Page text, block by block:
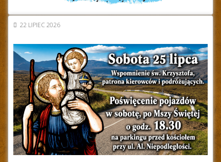
22 LIPIEC 2026